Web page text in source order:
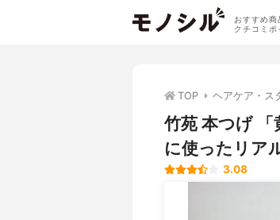
おすすめ商
クチコミポ
TOP ヘアケア・ス
竹苑 本つげ
に使ったリア
3.08